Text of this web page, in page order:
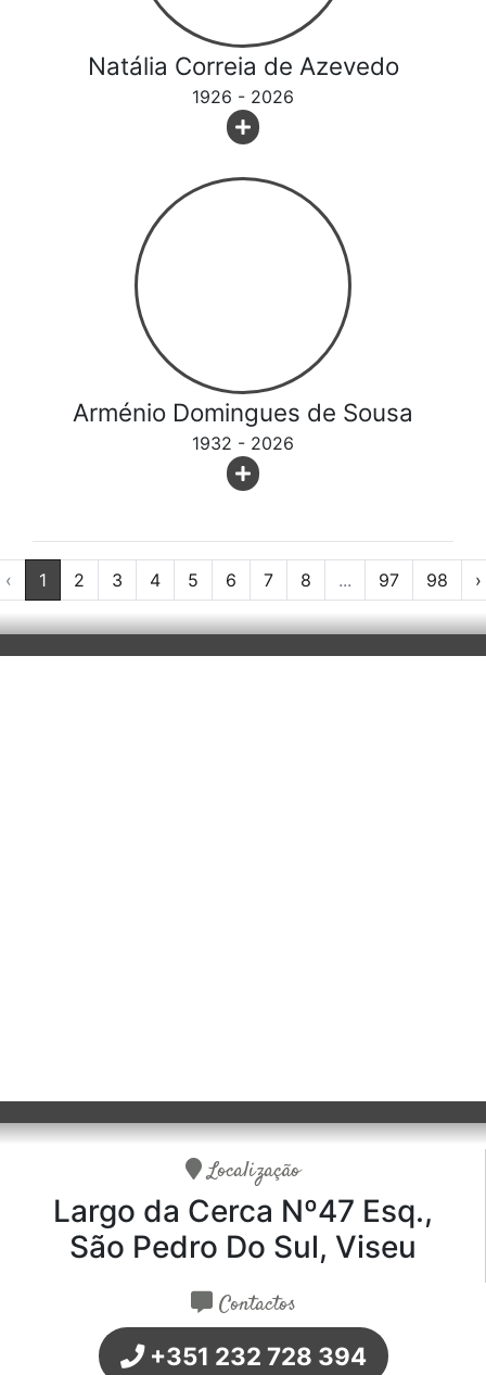
Natália Correia de Azevedo
1926 - 2026
Arménio Domingues de Sousa
1932 - 2026
‹ 1 2 3 4 5 6 7 8 ... 97 98 ›
Localização
Largo da Cerca Nº47 Esq.,
São Pedro Do Sul, Viseu
Contactos
+351 232 728 394